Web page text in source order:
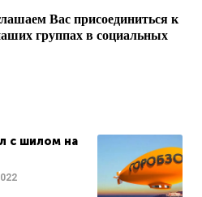
Вас присоединиться к
группах в социальных
с шилом на